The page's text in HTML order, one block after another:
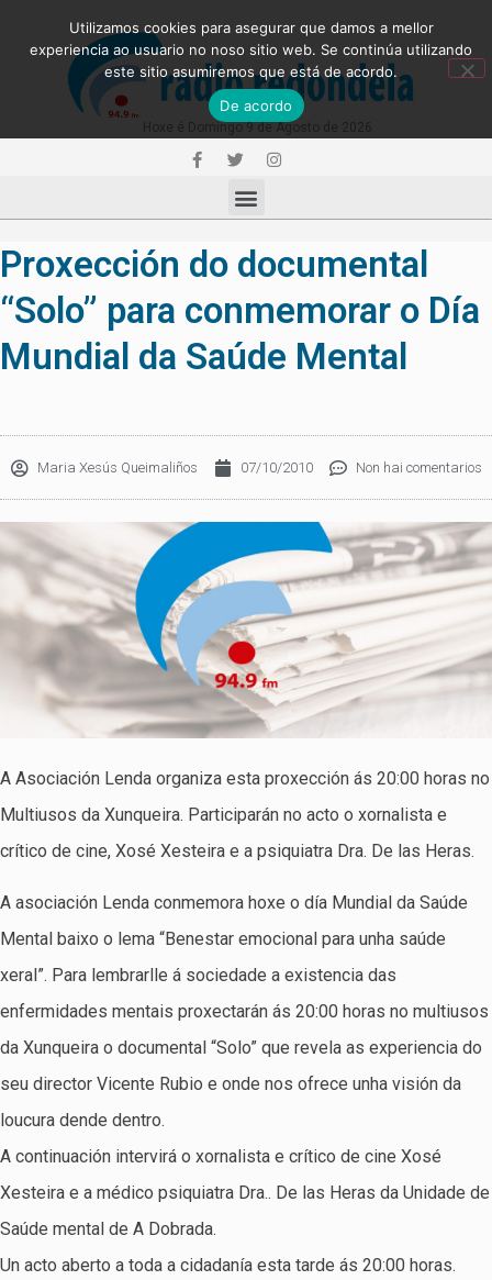
Proxección do documental
“Solo” para conmemorar o Día
Mundial da Saúde Mental
Maria Xesús Queimaliños 07/10/2010 Non hai comentarios
A Asociación Lenda organiza esta proxección ás 20:00 horas no
Multiusos da Xunqueira. Participarán no acto o xornalista e
crítico de cine, Xosé Xesteira e a psiquiatra Dra. De las Heras.
A asociación Lenda conmemora hoxe o día Mundial da Saúde
Mental baixo o lema “Benestar emocional para unha saúde
xeral”. Para lembrarlle á sociedade a existencia das
enfermidades mentais proxectarán ás 20:00 horas no multiusos
da Xunqueira o documental “Solo” que revela as experiencia do
seu director Vicente Rubio e onde nos ofrece unha visión da
loucura dende dentro.
A continuación intervirá o xornalista e crítico de cine Xosé
Xesteira e a médico psiquiatra Dra.. De las Heras da Unidade de
Saúde mental de A Dobrada.
Un acto aberto a toda a cidadanía esta tarde ás 20:00 horas.
Utilizamos cookies para asegurar que damos a mellor
experiencia ao usuario no noso sitio web. Se continúa utilizando
este sitio asumiremos que está de acordo.
De acordo